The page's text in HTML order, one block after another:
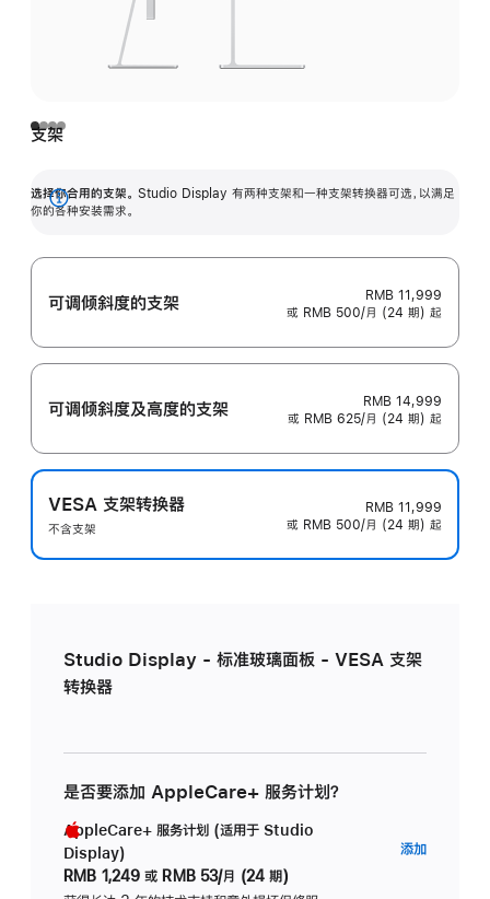
支架
选择你合用的支架。 Studio Display 有两种支架和一种支架转换器可选，以满足
你的各种安装需求。
展
可调倾斜度的支架
RMB 11,999
或 RMB 500/月 (24 期) 起
可调倾斜度及高‍度的支‍架
RMB 14,999
或 RMB 625/月 (24 期) 起
VESA 支架转换器
不含支架
RMB 11,999
或 RMB 500/月 (24 期) 起
Studio Display - 标准玻璃面板 - VESA 支架
转换器
是否要添加 AppleCare+ 服务计划？
AppleCare+ 服务计划 (适用于 Studio
Display)
RMB 1,249 或 RMB 53/月 (24 期)
添加